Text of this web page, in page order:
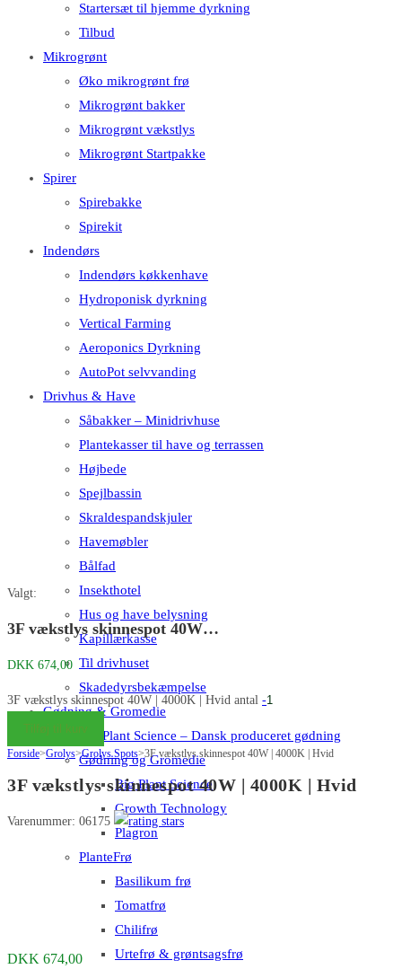
Startersæt til hjemme dyrkning
Tilbud
Mikrogrønt
Øko mikrogrønt frø
Mikrogrønt bakker
Mikrogrønt vækstlys
Mikrogrønt Startpakke
Spirer
Spirebakke
Spirekit
Indendørs
Indendørs køkkenhave
Hydroponisk dyrkning
Vertical Farming
Aeroponics Dyrkning
AutoPot selvvanding
Drivhus & Have
Såbakker – Minidrivhuse
Plantekasser til have og terrassen
Højbede
Spejlbassin
Skraldespandskjuler
Havemøbler
Bålfad
Insekthotel
Hus og have belysning
Kapillærkasse
Til drivhuset
Skadedyrsbekæmpelse
Gødning & Gromedie
Big Plant Science – Dansk produceret gødning
Gødning og Gromedie
Big Plant Science
Growth Technology
Plagron
PlanteFrø
Basilikum frø
Tomatfrø
Chilifrø
Urtefrø & grøntsagsfrø
Valgt:
3F vækstlys skinnespot 40W…
DKK 674,00
3F vækstlys skinnespot 40W | 4000K | Hvid antal -
Tilføj til kurv
Forside>Grolys>Grolys Spots>3F vækstlys skinnespot 40W | 4000K | Hvid
3F vækstlys skinnespot 40W | 4000K | Hvid
Varenummer: 06175
DKK 674,00